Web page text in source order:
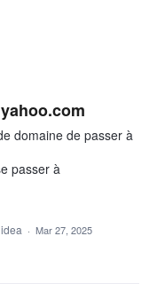
domaine de passer à
passer à
· Mar 27, 2025